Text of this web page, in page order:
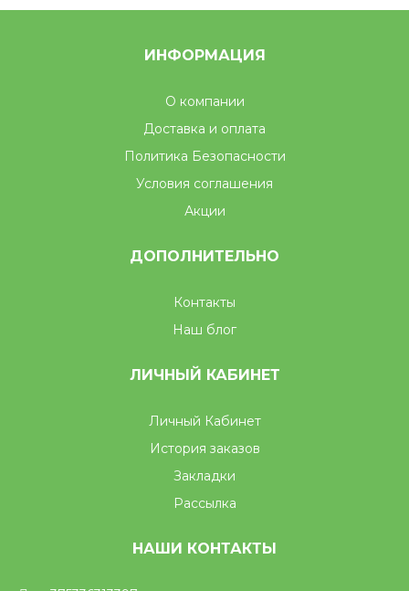
ИНФОРМАЦИЯ
О компании
Доставка и оплата
Политика Безопасности
Условия соглашения
Акции
ДОПОЛНИТЕЛЬНО
Контакты
Наш блог
ЛИЧНЫЙ КАБИНЕТ
Личный Кабинет
История заказов
Закладки
Рассылка
НАШИ КОНТАКТЫ